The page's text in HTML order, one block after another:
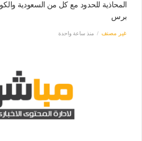
المحاذية للحدود مع كل من السعودية
برس
غير مصنف منذ ساعة واحدة